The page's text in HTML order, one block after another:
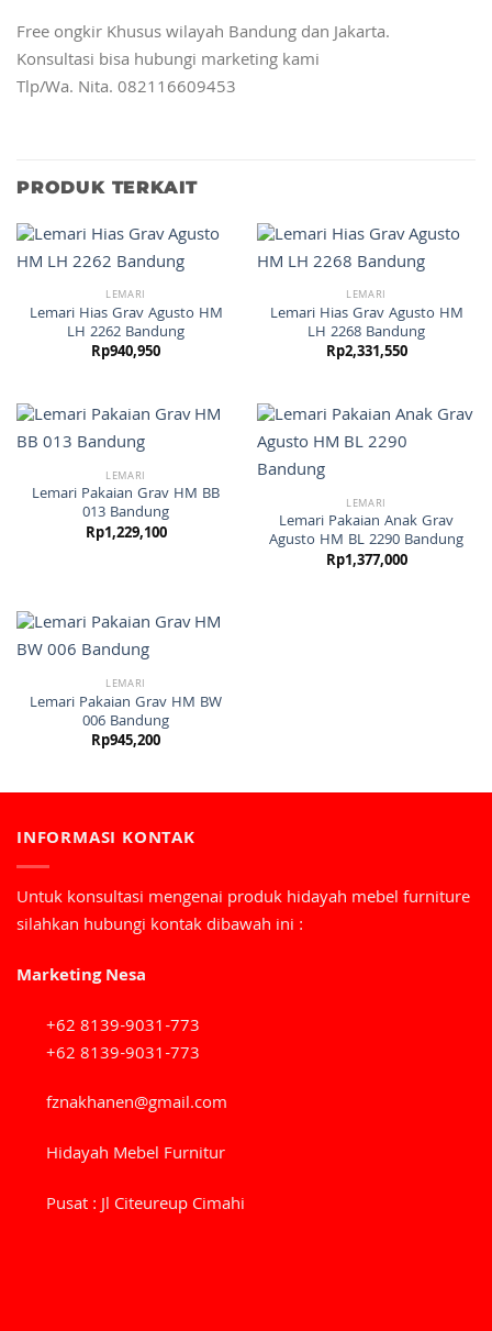
Free ongkir Khusus wilayah Bandung dan Jakarta.
Konsultasi bisa hubungi marketing kami
Tlp/Wa. Nita. 082116609453
PRODUK TERKAIT
LEMARI
Lemari Hias Grav Agusto HM
LH 2262 Bandung
Rp940,950
LEMARI
Lemari Hias Grav Agusto HM
LH 2268 Bandung
Rp2,331,550
LEMARI
Lemari Pakaian Grav HM BB
013 Bandung
Rp1,229,100
LEMARI
Lemari Pakaian Anak Grav
Agusto HM BL 2290 Bandung
Rp1,377,000
LEMARI
Lemari Pakaian Grav HM BW
006 Bandung
Rp945,200
INFORMASI KONTAK
Untuk konsultasi mengenai produk hidayah mebel furniture
silahkan hubungi kontak dibawah ini :
Marketing Nesa
+62 8139-9031-773
+62 8139-9031-773
fznakhanen@gmail.com
Hidayah Mebel Furnitur
Pusat : Jl Citeureup Cimahi